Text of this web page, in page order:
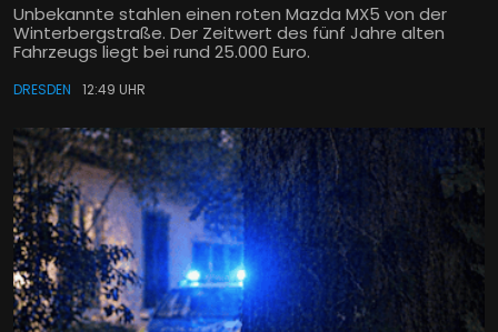
Unbekannte stahlen einen roten Mazda MX5 von der
Winterbergstraße. Der Zeitwert des fünf Jahre alten
Fahrzeugs liegt bei rund 25.000 Euro.
DRESDEN 12:49 UHR